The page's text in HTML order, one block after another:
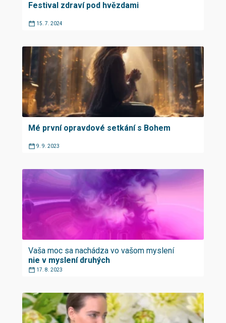
Festival zdraví pod hvězdami
15. 7. 2024
Mé první opravdové setkání s Bohem
9. 9. 2023
Vaša moc sa nachádza vo vašom myslení
nie v myslení druhých
17. 8. 2023